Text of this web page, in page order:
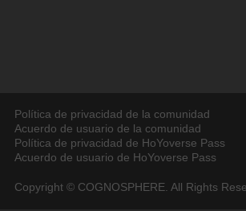
Política de privacidad de la comunidad
Acuerdo de usuario de la comunidad
Política de privacidad de HoYoverse Pass
Acuerdo de usuario de HoYoverse Pass
Copyright © COGNOSPHERE. All Rights